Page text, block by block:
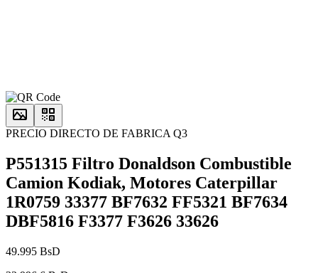
PRECIO DIRECTO DE FABRICA Q3
P551315 Filtro Donaldson Combustible
Camion Kodiak, Motores Caterpillar
1R0759 33377 BF7632 FF5321 BF7634
DBF5816 F3377 F3626 33626
49.995 BsD